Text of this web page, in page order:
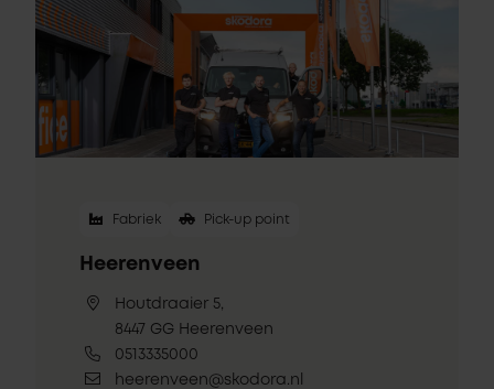
Fabriek Pick-up point
Heerenveen
Houtdraaier 5,
8447 GG Heerenveen
0513335000
heerenveen@skodora.nl